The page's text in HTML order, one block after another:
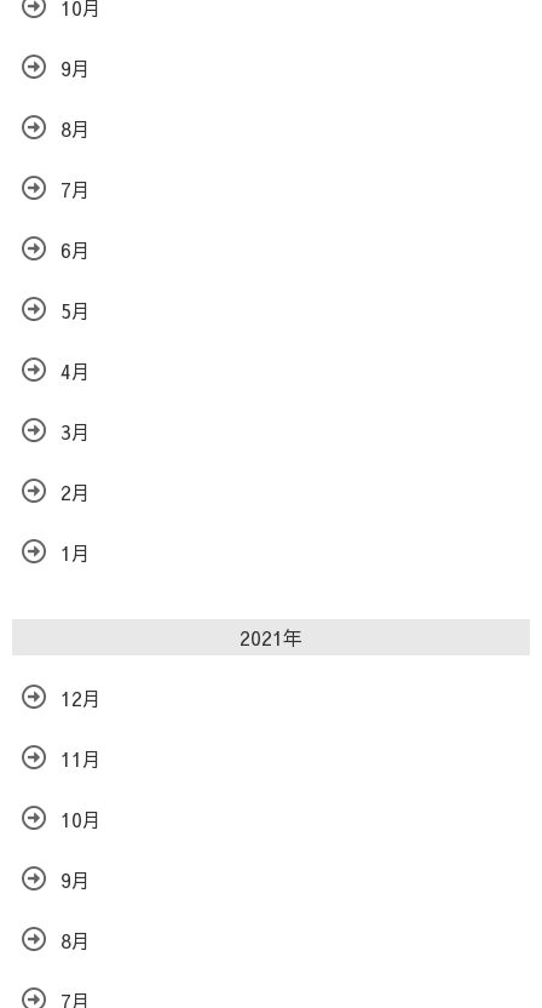
10月
9月
8月
7月
6月
5月
4月
3月
2月
1月
2021年
12月
11月
10月
9月
8月
7月